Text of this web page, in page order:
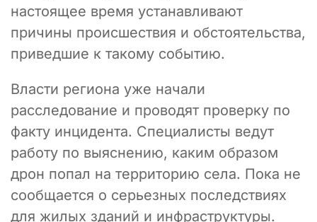
настоящее время устанавливают
причины происшествия и обстоятельства,
приведшие к такому событию.
Власти региона уже начали
расследование и проводят проверку по
факту инцидента. Специалисты ведут
работу по выяснению, каким образом
дрон попал на территорию села. Пока не
сообщается о серьезных последствиях
для жилых зданий и инфраструктуры.